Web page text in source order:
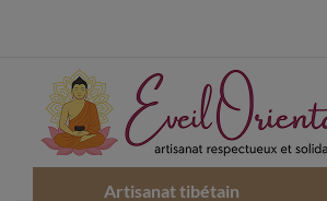
Artisanat tibétain